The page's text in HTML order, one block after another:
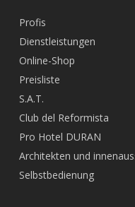
Profis
Dienstleistungen
Online-Shop
Preisliste
S.A.T.
Club del Reformista
Pro Hotel DURAN
Architekten und
Selbstbedienung